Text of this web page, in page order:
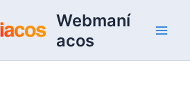
Webmaní
acos